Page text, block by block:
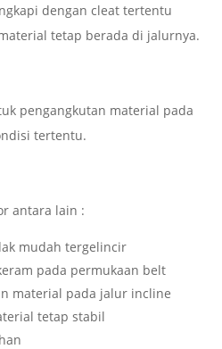
dengan cleat tertentu
tetap berada di jalurnya.
pengangkutan material pada
tertentu.
antara lain :
mudah tergelincir
pada permukaan belt
material pada jalur incline
tetap stabil